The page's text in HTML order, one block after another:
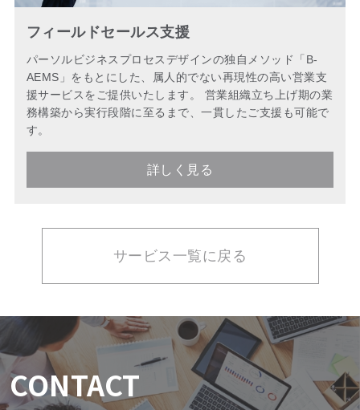
フィールドセールス支援
パーソルビジネスプロセスデザインの独自メソッド「B-
AEMS」をもとにした、属人的でない再現性の高い営業支
援サービスをご提供いたします。 営業組織立ち上げ期の業
務構築から実行段階に至るまで、一貫したご支援も可能で
す。
詳しく見る
サービス一覧に戻る
CONTACT